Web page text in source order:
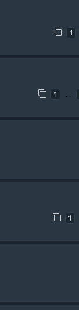
1
1 …
1